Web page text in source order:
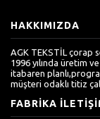
HAKKIMIZDA
AGK TEKSTİL çorap
1996 yılında üretim
itabaren
müşteri odaklı titiz
FABRIKA